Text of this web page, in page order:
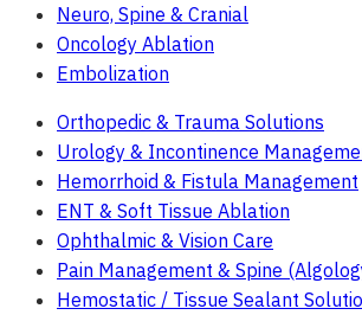
Neuro, Spine & Cranial
Oncology Ablation
Embolization
Orthopedic & Trauma Solutions
Urology & Incontinence
Hemorrhoid & Fistula Management
ENT & Soft Tissue Ablation
Ophthalmic & Vision Care
Pain Management & Spine
Hemostatic / Tissue Sealant